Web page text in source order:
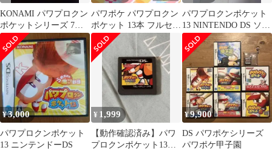
KONAMI パワプロクン
ポケットシリーズ 7本
セット
パワポケ パワプロクン
ポケット 13本 フルセッ
ト 動作確認済 動作不良
対応あり
パワプロクンポケット
13 NINTENDO DS ソフ
ト
¥3,000
パワプロクンポケット
13 ニンテンドーDS
¥ 1,999
【動作確認済み】パワ
プロクンポケット13
¥9,900
DS パワポケシリーズ
パワポケ甲子園